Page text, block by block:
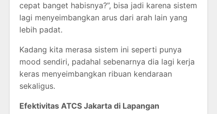
cepat banget habisnya?”, bisa jadi karena sistem
lagi menyeimbangkan arus dari arah lain yang
lebih padat.
Kadang kita merasa sistem ini seperti punya
mood sendiri, padahal sebenarnya dia lagi kerja
keras menyeimbangkan ribuan kendaraan
sekaligus.
Efektivitas ATCS Jakarta di Lapangan